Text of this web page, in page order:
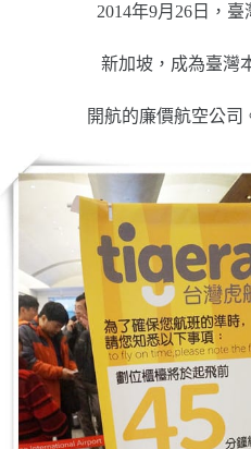
2014年9月26日，
新加坡，成為臺灣
開航的廉價航空公司